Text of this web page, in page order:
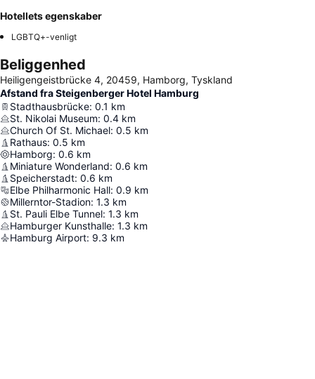
Hotellets egenskaber
LGBTQ+-venligt
Beliggenhed
Heiligengeistbrücke 4, 20459, Hamborg, Tyskland
Afstand fra Steigenberger Hotel Hamburg
Stadthausbrücke: 0.1 km
St. Nikolai Museum: 0.4 km
Church Of St. Michael: 0.5 km
Rathaus: 0.5 km
Hamborg: 0.6 km
Miniature Wonderland: 0.6 km
Speicherstadt: 0.6 km
Elbe Philharmonic Hall: 0.9 km
Millerntor-Stadion: 1.3 km
St. Pauli Elbe Tunnel: 1.3 km
Hamburger Kunsthalle: 1.3 km
Hamburg Airport: 9.3 km